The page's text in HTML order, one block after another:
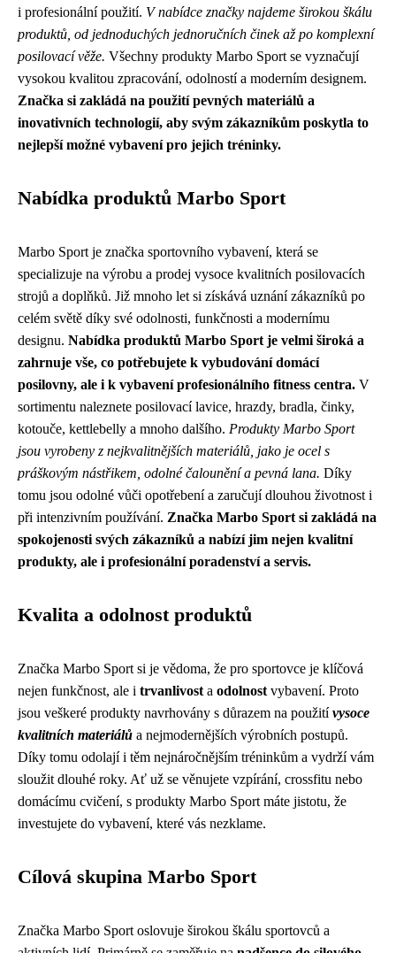
i profesionální použití. V nabídce značky najdeme širokou škálu
produktů, od jednoduchých jednoručních činek až po komplexní
posilovací věže. Všechny produkty Marbo Sport se vyznačují
vysokou kvalitou zpracování, odolností a moderním designem.
Značka si zakládá na použití pevných materiálů a
inovativních technologií, aby svým zákazníkům poskytla to
nejlepší možné vybavení pro jejich tréninky.
Nabídka produktů Marbo Sport
Marbo Sport je značka sportovního vybavení, která se
specializuje na výrobu a prodej vysoce kvalitních posilovacích
strojů a doplňků. Již mnoho let si získává uznání zákazníků po
celém světě díky své odolnosti, funkčnosti a modernímu
designu. Nabídka produktů Marbo Sport je velmi široká a
zahrnuje vše, co potřebujete k vybudování domácí
posilovny, ale i k vybavení profesionálního fitness centra. V
sortimentu naleznete posilovací lavice, hrazdy, bradla, činky,
kotouče, kettlebelly a mnoho dalšího. Produkty Marbo Sport
jsou vyrobeny z nejkvalitnějších materiálů, jako je ocel s
práškovým nástřikem, odolné čalounění a pevná lana. Díky
tomu jsou odolné vůči opotřebení a zaručují dlouhou životnost i
při intenzivním používání. Značka Marbo Sport si zakládá na
spokojenosti svých zákazníků a nabízí jim nejen kvalitní
produkty, ale i profesionální poradenství a servis.
Kvalita a odolnost produktů
Značka Marbo Sport si je vědoma, že pro sportovce je klíčová
nejen funkčnost, ale i trvanlivost a odolnost vybavení. Proto
jsou veškeré produkty navrhovány s důrazem na použitívysoce
kvalitních materiálů a nejmodernějších výrobních postupů.
Díky tomu odolají i těm nejnáročnějším tréninkům a vydrží vám
sloužit dlouhé roky. Ať už se věnujete vzpírání, crossfitu nebo
domácímu cvičení, s produkty Marbo Sport máte jistotu, že
investujete do vybavení, které vás nezklame.
Cílová skupina Marbo Sport
Značka Marbo Sport oslovuje širokou škálu sportovců a